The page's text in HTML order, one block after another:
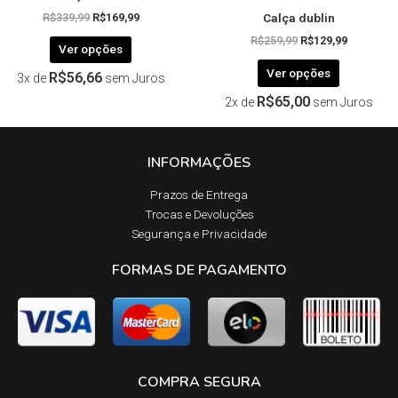
R$339,99 R$169,99
Ver opções
produto
3x de R$56,66 sem Juros
Calça dublin
R$259,99 R$129,99
Ver opções
2x de R$65,00 sem Juros
INFORMAÇÕES
Prazos de Entrega​
Trocas e Devoluções​
Segurança e Privacidade
FORMAS DE PAGAMENTO
COMPRA SEGURA